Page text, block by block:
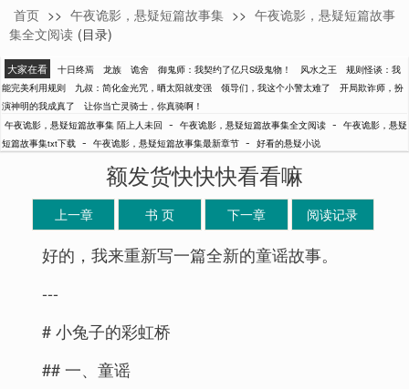
陌上人未回
首页 >> 午夜诡影，悬疑短篇故事集 >> 午夜诡影，悬疑短篇故事
集全文阅读 (目录)
大家在看 十日终焉 龙族 诡舍 御鬼师：我契约了亿只S级鬼物！ 风水之王
规则怪谈：我
能完美利用规则
九叔：简化金光咒，晒太阳就变强 领导们，我这个小警太难了
开局欺诈师，扮
演神明的我成真了
让你当亡灵骑士，你真骑啊！
午夜诡影，悬疑短篇故事集 陌上人未回 - 午夜诡影，悬疑短篇故事集全文阅读 - 午夜诡影，悬疑
短篇故事集txt下载 - 午夜诡影，悬疑短篇故事集最新章节 - 好看的悬疑小说
额发货快快快看看嘛
上一章 书 页 下一章 阅读记录
好的，我来重新写一篇全新的童谣故事。
---
# 小兔子的彩虹桥
## 一、童谣